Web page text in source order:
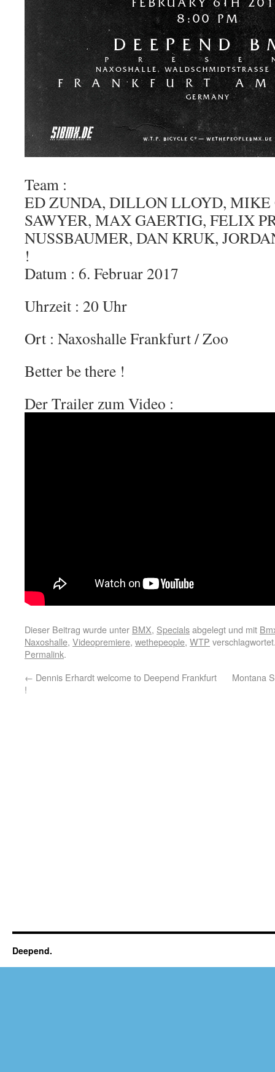
Team :
ED ZUNDA, DILLON LLOYD, MIKE
SAWYER, MAX GAERTIG, FELIX
NUSSBAUMER, DAN KRUK,
!
Datum : 6. Februar 2017
Uhrzeit : 20 Uhr
Ort : Naxoshalle Frankfurt / Zoo
Better be there !
Der Trailer zum Video :
Dieser Beitrag wurde unter BMX, Specialsabgelegt und mit
Naxoshalle, Videopremiere, wethepeople, WTP
Permalink.
← Dennis Erhardt welcome to Deepend Frankfurt
!
Montana
Deepend.